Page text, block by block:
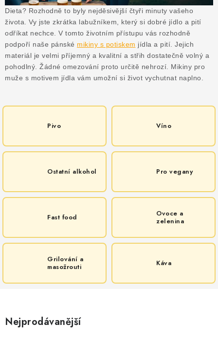
OKAMŽITĚ K ODBĚRU
B2B
MÁM SRDCE POMÁHÁM
Doprava a platba
Zásady zpracování ochrany osobních údajů
Napište nám
Dieta? Rozhodně to byly nejděsivější čtyři minuty vašeho
života. Vy jste zkrátka labužníkem, který si dobré jídlo a pití
odříkat nechce. V tomto životním přístupu vás rozhodně
podpoří naše pánské mikiny s potiskem jídla a pití. Jejich
materiál je velmi příjemný a kvalitní a střih dostatečně volný a
pohodlný. Žádné omezování proto určitě nehrozí. Mikiny pro
muže s motivem jídla vám umožní si život vychutnat naplno.
Pivo Víno
Ostatní alkohol Pro vegany
Fast food
Ovoce a
zelenina
Grilování a
masožrouti
Káva
Nejprodávanější